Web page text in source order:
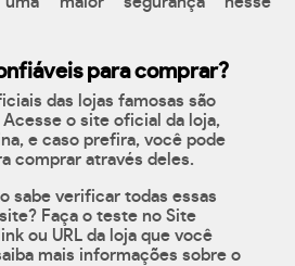
para comprar?
das lojas famosas são
o site oficial da loja,
e caso prefira, você pode
comprar através deles.
sabe verificar todas essas
Faça o teste no Site
ou URL da loja que você
mais informações sobre o